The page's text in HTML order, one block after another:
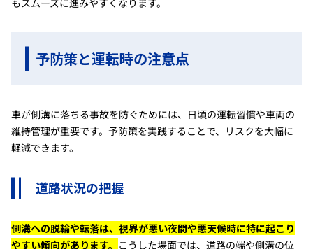
もスムーズに進みやすくなります。
予防策と運転時の注意点
車が側溝に落ちる事故を防ぐためには、日頃の運転習慣や車両の
維持管理が重要です。予防策を実践することで、リスクを大幅に
軽減できます。
道路状況の把握
側溝への脱輪や転落は、視界が悪い夜間や悪天候時に特に起こり
やすい傾向があります。 こうした場面では、道路の端や側溝の位